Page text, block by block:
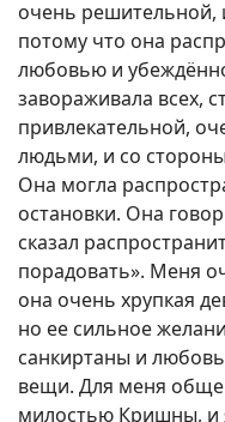
очень решительной,
потому что она
любовью и
завораживала всех,
привлекательной,
людьми, и со
Она могла
остановки. Она
сказал
порадовать». Меня
она очень хрупкая
но ее сильное
санкиртаны и
вещи. Для меня
милостью Кришны, и